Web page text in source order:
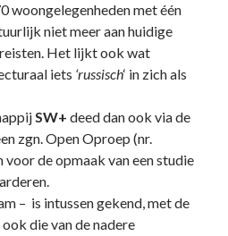
woongelegenheden met één
niet meer aan huidige
Het lijkt ook wat
iets ‘russisch‘ in zich als
SW+ deed dan ook via de
zgn. Open Oproep (nr.
de opmaak van een studie
– is intussen gekend, met de
die van de nadere